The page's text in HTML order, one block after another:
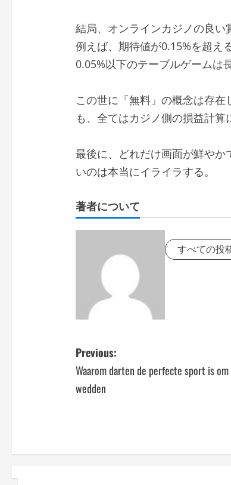
結局、オンラインカジノの良い
例えば、期待値が0.15%を超え
0.05%以下のテーブルゲームは
この世に「無料」の概念は存
も、全てはカジノ側の損益計算
最後に、どれだけ画面が鮮や
いのは本当にイライラする。
著者について
すべての投
P
o
n
Previous:
Waarom darten de perfecte sport is
wedden